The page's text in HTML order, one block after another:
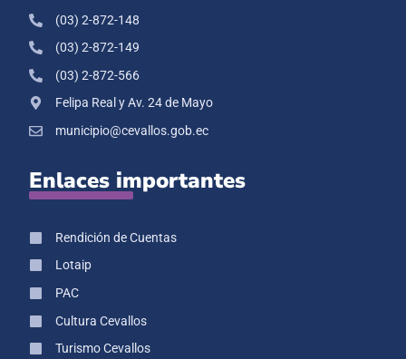
(03) 2-872-148
(03) 2-872-149
(03) 2-872-566
Felipa Real y Av. 24 de Mayo
municipio@cevallos.gob.ec
Enlaces importantes
Rendición de Cuentas
Lotaip
PAC
Cultura Cevallos
Turismo Cevallos